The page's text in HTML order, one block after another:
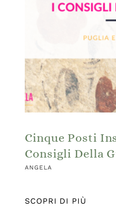
Cinque Posti
Consigli Della
ANGELA
SCOPRI DI PIÙ